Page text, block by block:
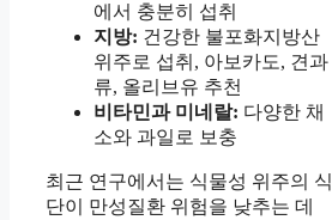
에서 충분히 섭취
지방: 건강한 불포화지방산
위주로 섭취, 아보카도, 견과
류, 올리브유 추천
비타민과 미네랄: 다양한 채
소와 과일로 보충
최근 연구에서는 식물성 위주의 식
단이 만성질환 위험을 낮추는 데